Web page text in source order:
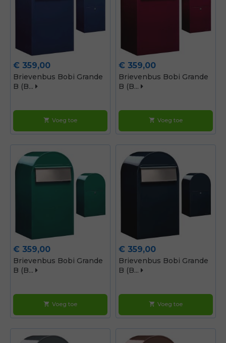
Prijs
€ 359,00
Brievenbus Bobi Grande
B (b...
shopping_cart Voeg toe
Prijs
€ 359,00
Brievenbus Bobi Grande
B (b...
shopping_cart Voeg toe
Prijs
€ 359,00
Brievenbus Bobi Grande
B (b...
shopping_cart Voeg toe
Prijs
€ 359,00
Brievenbus Bobi Grande
B (b...
shopping_cart Voeg toe